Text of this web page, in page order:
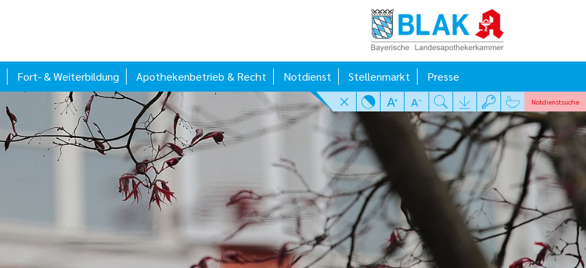
Notdienstsuche
Fort- & Weiterbildung Apothekenbetrieb & Recht Notdienst Stellenmarkt Presse